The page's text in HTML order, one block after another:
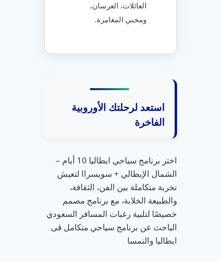
العائلات، العرسان،
ومحبي المغامرة.
استعد لرحلتك الأوروبية
الفاخرة
اختر برنامج سياحي ايطاليا 10 أيام –
الشمال الإيطالي + سويسراا لتعيش
تجربة متكاملة بين الفن، الثقافة،
والطبيعة الخلابة، مع برنامج مصمم
خصيصًا لتلبية رغبات المسافر السعودي
الباحث عن برنامج سياحي متكامل قى
ايطاليا والنمسا